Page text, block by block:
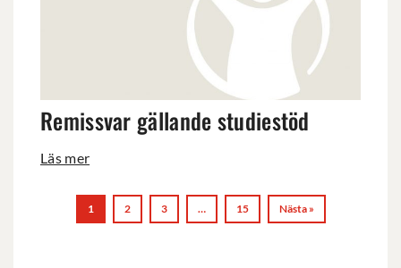
Remissvar gällande studiestöd
Läs mer
1 2 3 … 15 Nästa »